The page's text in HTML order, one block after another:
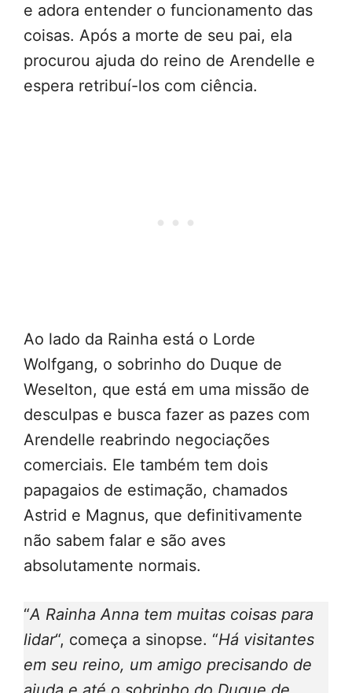
e adora entender o funcionamento das
coisas. Após a morte de seu pai, ela
procurou ajuda do reino de Arendelle e
espera retribuí-los com ciência.
Ao lado da Rainha está o Lorde
Wolfgang, o sobrinho do Duque de
Weselton, que está em uma missão de
desculpas e busca fazer as pazes com
Arendelle reabrindo negociações
comerciais. Ele também tem dois
papagaios de estimação, chamados
Astrid e Magnus, que definitivamente
não sabem falar e são aves
absolutamente normais.
“A Rainha Anna tem muitas coisas para
lidar“, começa a sinopse. “Há visitantes
em seu reino, um amigo precisando de